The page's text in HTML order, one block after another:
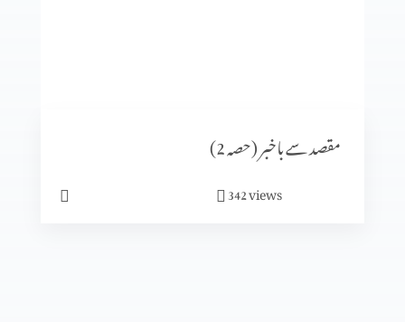
مسیح میں دکھ اٹھانا
مقصد سے باخبر (حصہ 2)
342views